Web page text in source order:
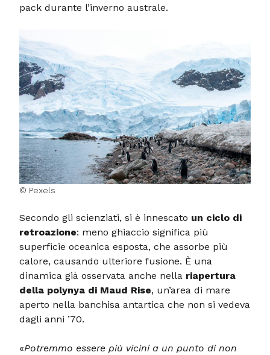
pack durante l’inverno australe.
© Pexels
Secondo gli scienziati, si è innescato un ciclo di
retroazione: meno ghiaccio significa più
superficie oceanica esposta, che assorbe più
calore, causando ulteriore fusione. È una
dinamica già osservata anche nella riapertura
della polynya di Maud Rise, un’area di mare
aperto nella banchisa antartica che non si vedeva
dagli anni ’70.
«Potremmo essere più vicini a un punto di non